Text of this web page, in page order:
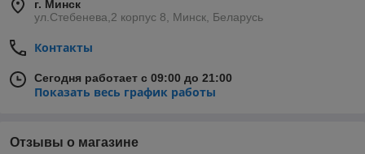
г. Минск
ул.Стебенева,2 корпус 8, Минск, Беларусь
Контакты
Сегодня работает с 09:00 до 21:00
Показать весь график работы
Отзывы о магазине